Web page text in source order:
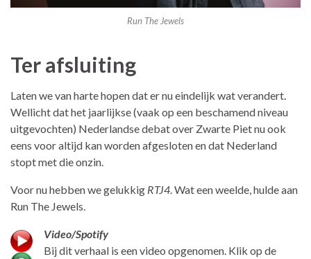
Run The Jewels
Ter afsluiting
Laten we van harte hopen dat er nu eindelijk wat verandert.
Wellicht dat het jaarlijkse (vaak op een beschamend niveau
uitgevochten) Nederlandse debat over Zwarte Piet nu ook
eens voor altijd kan worden afgesloten en dat Nederland
stopt met die onzin.
Voor nu hebben we gelukkig RTJ4 . Wat een weelde, hulde aan
Run The Jewels.
Video/Spotify
Bij dit verhaal is een video opgenomen. Klik op de